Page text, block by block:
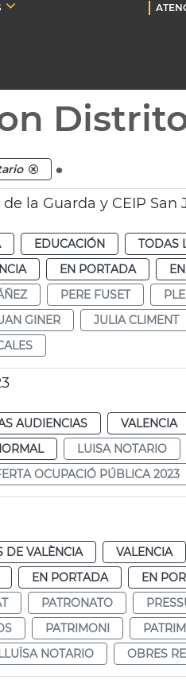
.
la Guarda y CEIP San
EDUCACIÓN TODAS
EN PORTADA
PERE FUSET
GINER JULIA CLIMENT
AUDIENCIAS VALENCIA
LUISA NOTARIO
OCUPACIÓ PÚBLICA 2023
DE VALÈNCIA VALENCIA
EN PORTADA EN
PATRONATO
PATRIMONI
NOTARIO OBRES